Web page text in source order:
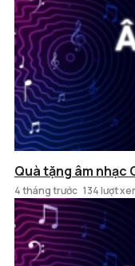
Quà tặng âm nhạc
4 tháng trước 134 lượt